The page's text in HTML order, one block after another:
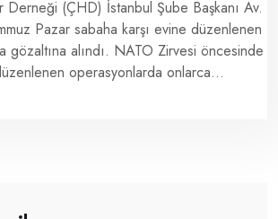
Derneği (ÇHD) İstanbul Şube Başkanı Av.
Pazar sabaha karşı evine düzenlenen
gözaltına alındı. NATO Zirvesi öncesinde
operasyonlarda onlarca...